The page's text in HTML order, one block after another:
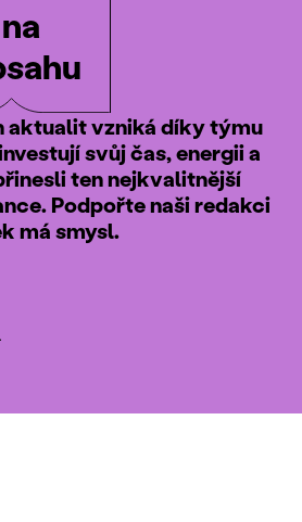
aktualit vzniká díky týmu
svůj čas, energii a
ten nejkvalitnější
Podpořte naši redakci
má smysl.